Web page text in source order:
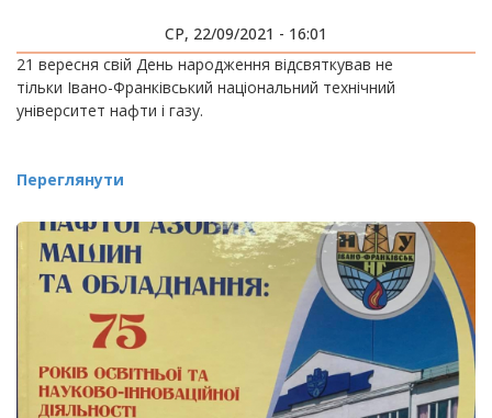
СР, 22/09/2021 - 16:01
21 вересня свій День народження відсвяткував не
тільки Івано-Франківський національний технічний
університет нафти і газу.
Переглянути